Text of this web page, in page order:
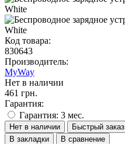
Код товара:
830643
Производитель:
MyWay
Нет в наличии
461 грн.
Гарантия:
Гарантия: 3 мес.
Нет в наличии
Быстрый заказ
В закладки
В сравнение